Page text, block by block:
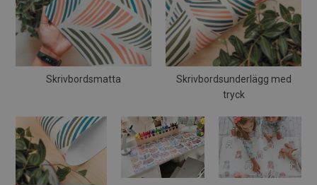
Skrivbordsmatta
Skrivbordsunderlägg med
tryck